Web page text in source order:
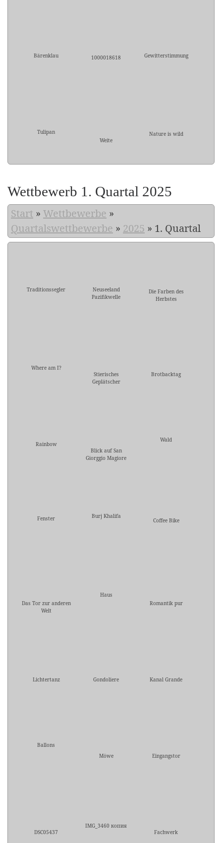
Bärenklau 1000018618 Gewitterstimmung
Tulipan
Weite
Nature is wild
Wettbewerb 1. Quartal 2025
Start » Wettbewerbe »
Quartalswettbewerbe » 2025 » 1. Quartal
Traditionssegler
Neuseeland
Pazifikwelle
Die Farben des
Herbstes
Where am I?
Stierisches
Geplätscher
Brotbacktag
Rainbow
Blick auf San
Giorggio Magiore
Wald
Fenster Burj Khalifa
Coffee Bike
Das Tor zur anderen
Welt
Haus
Romantik pur
Lichtertanz Gondoliere Kanal Grande
Ballons
Möwe
Eingangstor
DSC05437
IMG_3460 копия
Fachwerk